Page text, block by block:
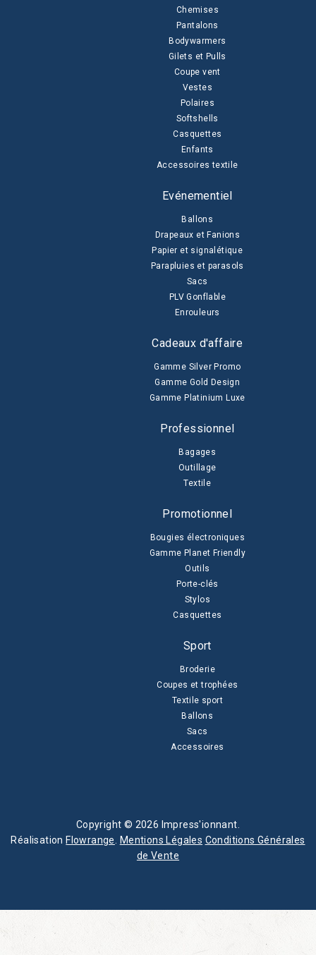
Chemises
Pantalons
Bodywarmers
Gilets et Pulls
Coupe vent
Vestes
Polaires
Softshells
Casquettes
Enfants
Accessoires textile
Evénementiel
Ballons
Drapeaux et Fanions
Papier et signalétique
Parapluies et parasols
Sacs
PLV Gonflable
Enrouleurs
Cadeaux d'affaire
Gamme Silver Promo
Gamme Gold Design
Gamme Platinium Luxe
Professionnel
Bagages
Outillage
Textile
Promotionnel
Bougies électroniques
Gamme Planet Friendly
Outils
Porte-clés
Stylos
Casquettes
Sport
Broderie
Coupes et trophées
Textile sport
Ballons
Sacs
Accessoires
Copyright © 2026 Impress'ionnant.
RéalisationFlowrange Mentions Légales Conditions Générales
de Vente